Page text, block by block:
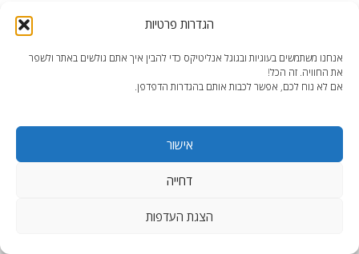
הגדרות פרטיות
אנחנו משתמשים בעוגיות ובגוגל אנליטיקס כדי להבין איך אתם גולשים באתר ולשפר
את החוויה. זה הכל!
אם לא נוח לכם, אפשר לכבות אותם בהגדרות הדפדפן.
אישור
דחייה
הצגת העדפות
WordPress Theme :AccessPress Lite